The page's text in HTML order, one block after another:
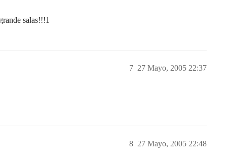
salas!!!1
27 Mayo, 2005 22:37
7
27 Mayo, 2005 22:48
8